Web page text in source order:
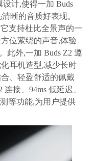
计,使得一加 Buds
晰的音质好表现。
支持杜比全景声的一
位萦绕的声音,体验
此外,一加 Buds Z2 遵
耳机造型,减少长时
、轻盈舒适的佩戴
接、94ms 低延迟、
等功能,为用户提供